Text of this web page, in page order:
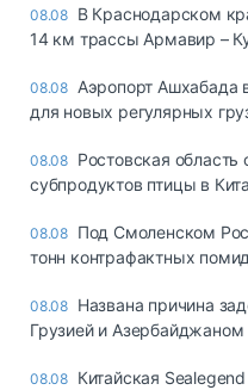
08.08 В Краснодарском
14 км трассы Армавир –
08.08 Аэропорт Ашхабада
для новых регулярных
08.08 Ростовская область
субпродуктов птицы в
08.08 Под Смоленском
тонн контрафактных
08.08 Названа причина
Грузией и Азербайджаном
08.08 Китайская